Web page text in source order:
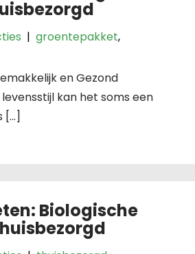
|groentepakket,
en Gezond
kan het soms een
[…]
Biologische